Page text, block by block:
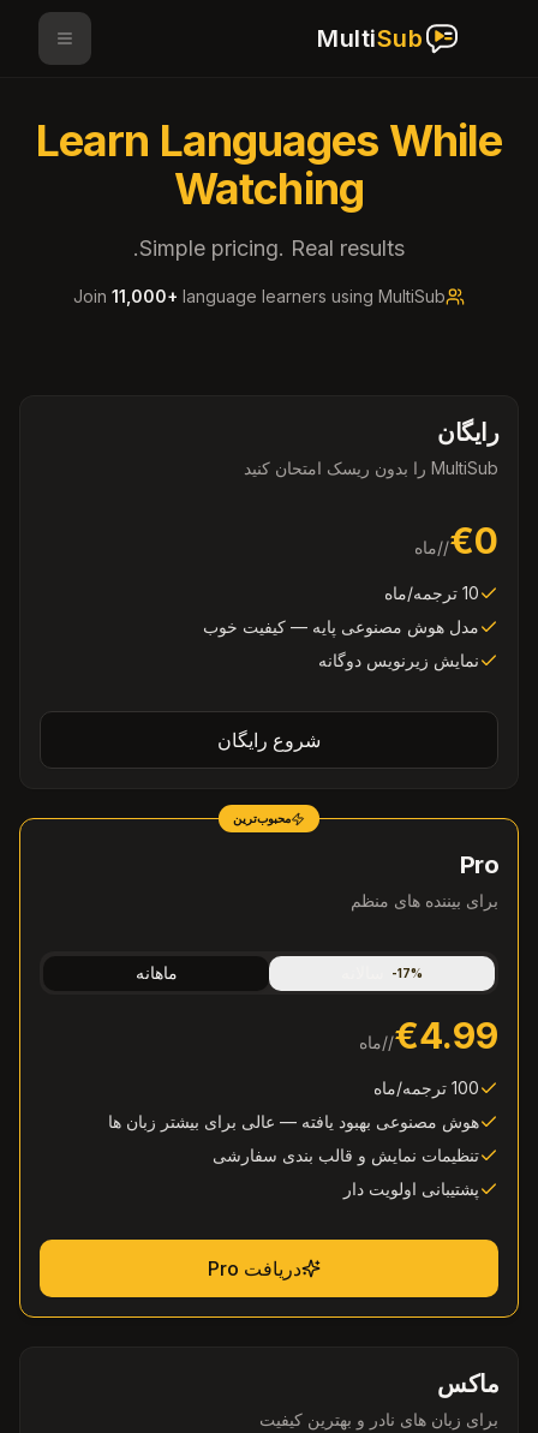
MultiSub
Learn Languages While
Watching
Simple pricing. Real results.
Join 11,000+ language learners using MultiSub
رایگان
MultiSub را بدون ریسک امتحان کنید
€0
//ماه
10 ترجمه/ماه
مدل هوش مصنوعی پایه — کیفیت خوب
نمایش زیرنویس دوگانه
شروع رایگان
محبوب‌ترین
Pro
برای بیننده های منظم
ماهانه -17%
€4.99
//ماه
100 ترجمه/ماه
هوش مصنوعی بهبود یافته — عالی برای بیشتر زبان ها
تنظیمات نمایش و قالب بندی سفارشی
پشتیبانی اولویت دار
دریافت Pro
ماکس
برای زبان های نادر و بهترین کیفیت